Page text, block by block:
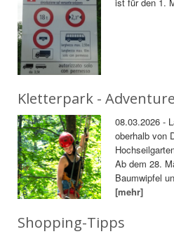
Kletterpark -
08.03.2026 -
oberhalb von
Ab dem 28.
Baumwipfel
[mehr]
Shopping-Tipps